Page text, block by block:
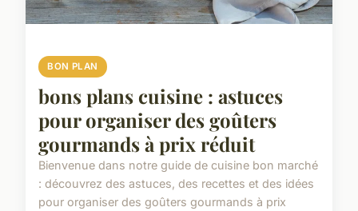
BON PLAN
bons plans cuisine : astuces
pour organiser des goûters
gourmands à prix réduit
Bienvenue dans notre guide de cuisine bon marché
: découvrez des astuces, des recettes et des idées
pour organiser des goûters gourmands à prix